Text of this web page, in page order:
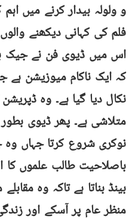
و ولولہ بیدار کرنے میں
فلم کی کہانی دیکھنے
اس میں ڈیوی فن نے جیک
کہ ایک ناکام میوزیشن
نکال دیا گیا ہے۔ وہ
متلاشی ہے۔ پھر ڈیوی
نوکری شروع کرتا جہاں
باصلاحیت طالب علموں کا
بینڈ بناتا ہے تاکہ وہ
منظر عام پر آسکے اور